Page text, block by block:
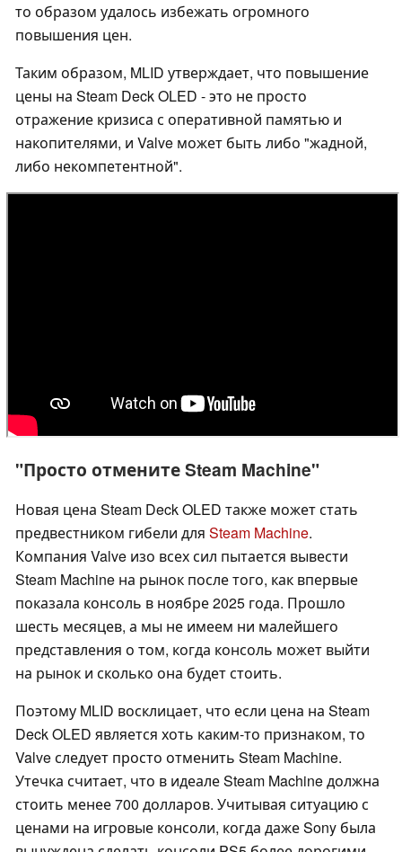
то образом удалось избежать огромного
повышения цен.
Таким образом, MLID утверждает, что повышение
цены на Steam Deck OLED - это не просто
отражение кризиса с оперативной памятью и
накопителями, и Valve может быть либо "жадной,
либо некомпетентной".
"Просто отмените Steam Machine"
Новая цена Steam Deck OLED также может стать
предвестником гибели для Steam Machine.
Компания Valve изо всех сил пытается вывести
Steam Machine на рынок после того, как впервые
показала консоль в ноябре 2025 года. Прошло
шесть месяцев, а мы не имеем ни малейшего
представления о том, когда консоль может выйти
на рынок и сколько она будет стоить.
Поэтому MLID восклицает, что если цена на Steam
Deck OLED является хоть каким-то признаком, то
Valve следует просто отменить Steam Machine.
Утечка считает, что в идеале Steam Machine должна
стоить менее 700 долларов. Учитывая ситуацию с
ценами на игровые консоли, когда даже Sony была